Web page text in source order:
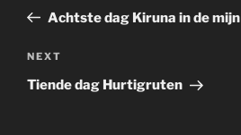
PostAchtste dag Kiruna in de mijn
Next
Post
NEXT
Tiende dag Hurtigruten